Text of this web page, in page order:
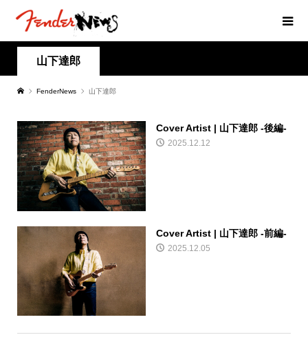
山下達郎
FenderNews 山下達郎
Cover Artist | 山下達郎 -後編-
2025.12.12
Cover Artist | 山下達郎 -前編-
2025.12.05